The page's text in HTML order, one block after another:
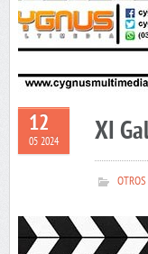
12
05 2024 XI